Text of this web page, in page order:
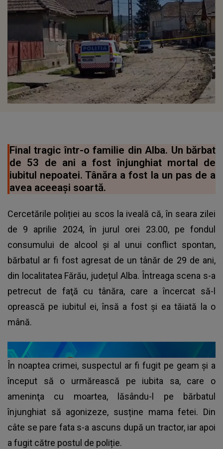
Final tragic într-o familie din Alba. Un bărbat
de 53 de ani a fost înjunghiat mortal de
iubitul nepoatei. Tânăra a fost la un pas de a
avea aceeaşi soartă.
Cercetările poliției au scos la iveală că, în seara zilei
de 9 aprilie 2024, în jurul orei 23.00, pe fondul
consumului de alcool și al unui conflict spontan,
bărbatul ar fi fost agresat de un tânăr de 29 de ani,
din localitatea Fărău, județul Alba. Întreaga scena s-a
petrecut de faţă cu tânăra, care a încercat să-l
oprească pe iubitul ei, însă a fost şi ea tăiată la o
mână.
În noaptea crimei, suspectul ar fi fugit pe geam și a
început să o urmărească pe iubita sa, care o
ameninţa cu moartea, lăsându-l pe bărbatul
înjunghiat să agonizeze, susține mama fetei. Din
câte se pare fata s-a ascuns după un tractor, iar apoi
a fugit către postul de poliție.